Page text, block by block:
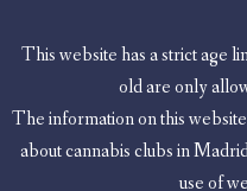
This website has a strict age
old are only
The information on this
about cannabis clubs in
use of